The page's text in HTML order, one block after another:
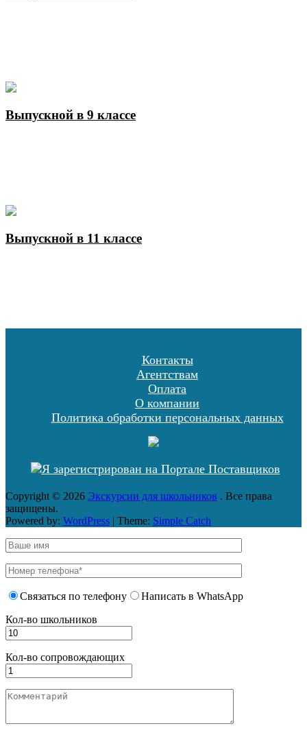
Выпускной в 9 классе
Выпускной в 11 классе
Контакты
Агентствам
Оплата
О компании
Политика обработки персональных данных
Copyright © 2026 Экскурсии для школьников . Все права
защищены.
Powered by: WordPress | Theme: Simple Catch
Связаться по телефону
Написать в WhatsApp
Кол-во школьников
Кол-во сопровождающих